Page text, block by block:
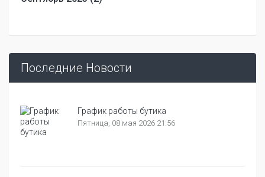
Последние Новости
График работы бутика
Пятница, 08 мая 2026 21:56